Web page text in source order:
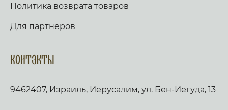
Политика возврата товаров
Для партнеров
Контакты
9462407, Израиль, Иерусалим, ул. Бен-Иегуда, 13